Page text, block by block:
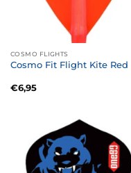
COSMO FLIGHTS
Cosmo Fit Flight Kite Red
€6,95